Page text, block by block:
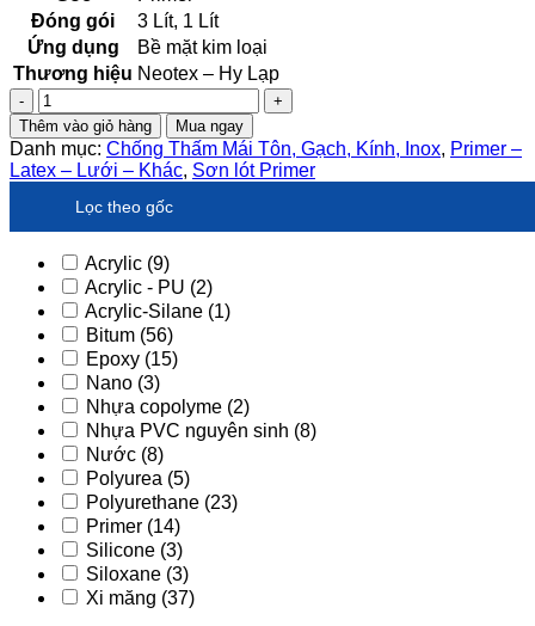
Đóng gói
3 Lít, 1 Lít
Ứng dụng
Bề mặt kim loại
Thương hiệu Neotex – Hy Lạp
Neotex®
Metal
Primer
-
Vật
ăn
mòn
hệ
nước
số
lượng
Thêm vào giỏ hàng Mua ngay
Danh mục: Chống Thấm Mái Tôn, Gạch, Kính, Inox, Primer –
Latex – Lưới – Khác, Sơn lót Primer
Lọc theo gốc
Acrylic (9)
Acrylic - PU (2)
Acrylic-Silane (1)
Bitum (56)
Epoxy (15)
Nano (3)
Nhựa copolyme (2)
Nhựa PVC nguyên sinh (8)
Nước (8)
Polyurea (5)
Polyurethane (23)
Primer (14)
Silicone (3)
Siloxane (3)
Xi măng (37)